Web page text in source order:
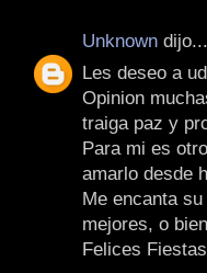
Unknown dijo...
Les deseo a
Opinion
traiga paz y
Para mi es
amarlo desde
Me encanta
mejores, o
Felices